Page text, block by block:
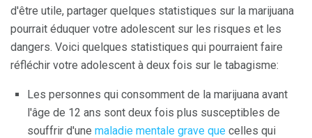
d'être utile, partager quelques statistiques sur la marijuana
pourrait éduquer votre adolescent sur les risques et les
dangers. Voici quelques statistiques qui pourraient faire
réfléchir votre adolescent à deux fois sur le tabagisme:
Les personnes qui consomment de la marijuana avant
l'âge de 12 ans sont deux fois plus susceptibles de
souffrir d'une maladie mentale grave que celles qui